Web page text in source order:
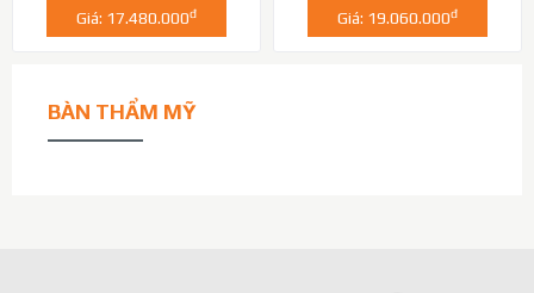
Giá: 17.480.000đ Giá: 19.060.000đ
BÀN THẨM MỸ